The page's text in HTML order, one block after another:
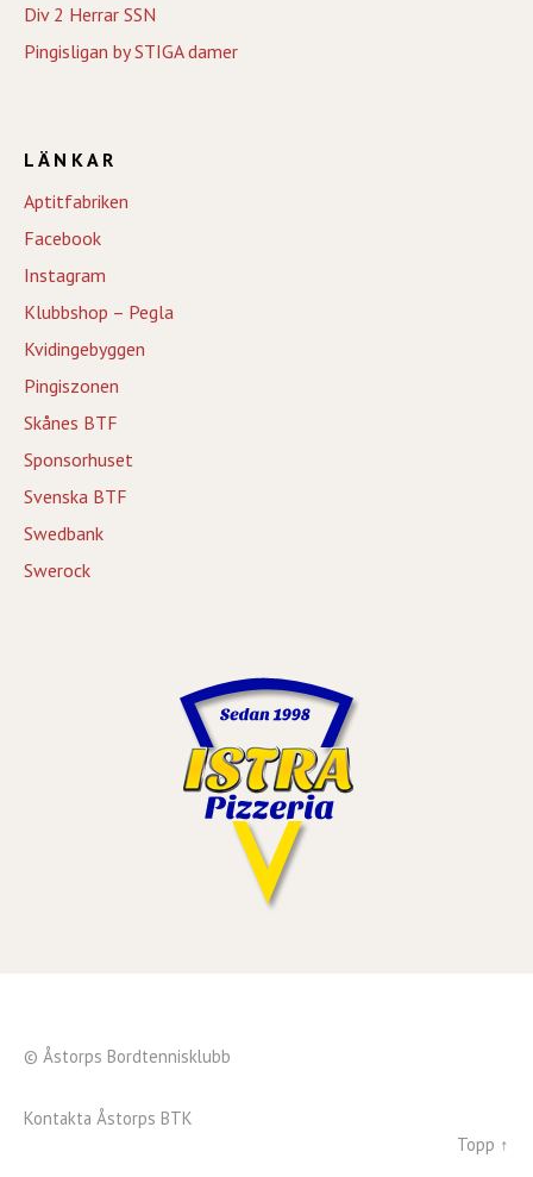
Div 2 Herrar SSN
Pingisligan by STIGA damer
LÄNKAR
Aptitfabriken
Facebook
Instagram
Klubbshop – Pegla
Kvidingebyggen
Pingiszonen
Skånes BTF
Sponsorhuset
Svenska BTF
Swedbank
Swerock
© Åstorps Bordtennisklubb
Kontakta Åstorps BTK
Topp ↑